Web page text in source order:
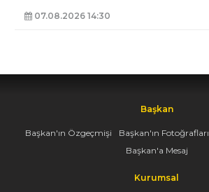
07.08.2026 14:30
Başkan
Başkan'ın Özgeçmişi Başkan'ın Fotoğrafları
Başkan'a Mesaj
Kurumsal